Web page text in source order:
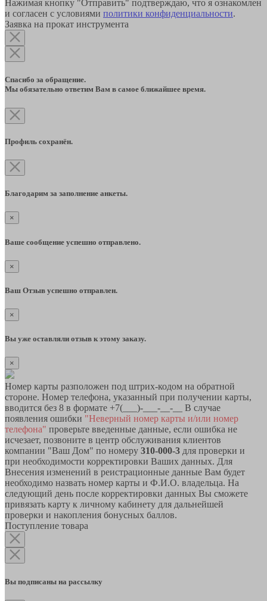
Нажимая кнопку "Отправить" подтверждаю, что я ознакомлен
и согласен с условиями политики конфиденциальности.
Заявка на прокат инструмента
Спасибо за обращение.
Мы обязательно ответим Вам в самое ближайшее время.
Профиль сохранён.
Благодарим за заполнение анкеты.
×
Ваше сообщение успешно отправлено.
×
Ваш Отзыв успешно отправлен.
×
Вы уже оставляли отзыв к этому заказу.
×
Номер карты разположен под штрих-кодом на обратной
стороне. Номер телефона, указанный при получении карты,
вводится без 8 в формате +7(___)-___-__-__ В случае
появления ошибки "Неверный номер карты и/или номер
телефона" проверьте введенные данные, если ошибка не
исчезает, позвоните в центр обслуживания клиентов
компании "Ваш Дом" по номеру 310-000-3 для проверки и
при необходимости корректировки Ваших данных. Для
Внесения изменений в реистрационные данные Вам будет
необходимо назвать номер карты и Ф.И.О. владельца. На
следующий день после корректировки данных Вы сможете
привязать карту к личному кабинету для дальнейшей
проверки и накопления бонусных баллов.
Поступление товара
Вы подписаны на рассылку